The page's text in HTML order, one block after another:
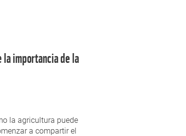
la importancia de la
la agricultura puede
a compartir el